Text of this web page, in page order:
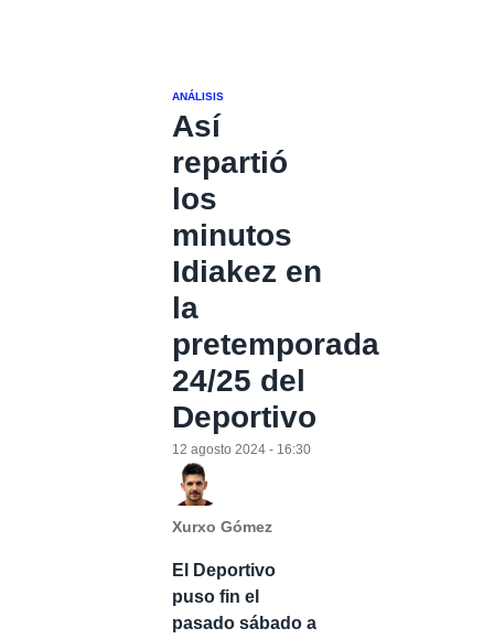
ANÁLISIS
Así
repartió
los
minutos
Idiakez en
la
pretemporada
24/25 del
Deportivo
Xurxo Gómez
12 agosto 2024 - 16:30
El Deportivo
puso fin el
pasado sábado a